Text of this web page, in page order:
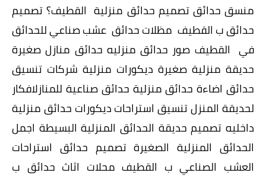
منسق حدائق تصميم حدائق منزلية القطيف؟ تصميم
حدائق ب القطيف مظلات حدائق عشب صناعي للحدائق
في القطيف صور حدائق منزليه حدائق منازل صغيرة
حديقة منزلية صغيرة ديكورات منزلية شركات تنسيق
حدائق اضاءة حدائق منزلية حدائق صناعية للمنازلافكار
لحديقة المنزل تنسيق استراحات ديكورات حدائق منزلية
داخليه تصميم حديقة الحدائق المنزلية البسيطة اجمل
الحدائق المنزلية الصغيرة تصميم حدائق استراحات
العشب الصناعي ب القطيف محلات اثاث حدائق ب